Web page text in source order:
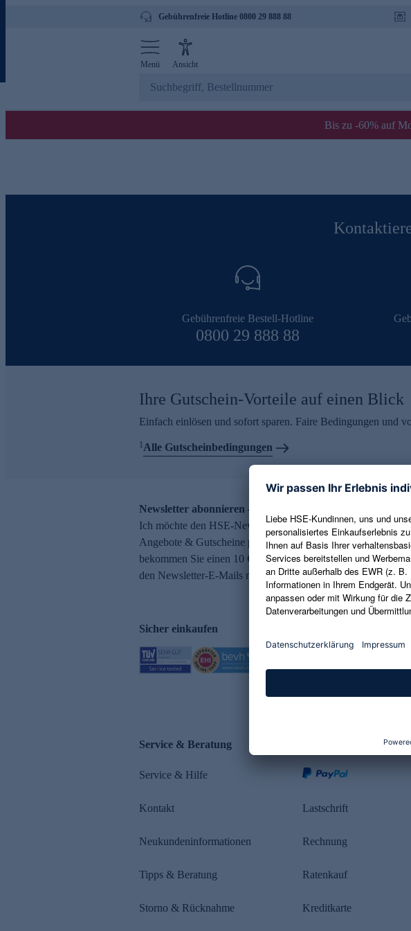
Gebührenfreie Hotline 0800 29 888 88
Menü Ansicht
Bis zu -60% auf
Gebührenfreie Bestell-Hotline
0800 29 888 88
Ihre Gutschein-Vorteile auf einen Blick
Einfach einlösen und sofort sparen. Faire Bedingungen und
1Alle Gutscheinbedingungen
Newsletter abonnieren – 10 € Gutschein erhalten
Ich möchte den HSE-Newsletter abonnieren und aktuelle
Angebote & Gutscheine per E-Mail erhalten. Als Dankeschön
bekommen Sie einen 10 € Gutschein. Eine Abmeldung ist
den Newsletter-E-Mails möglich.
Sicher einkaufen
Service & Beratung
Service & Hilfe
Kontakt
Neukundeninformationen
Tipps & Beratung
Storno & Rücknahme
Lastschrift
Rechnung
Ratenkauf
Kreditkarte